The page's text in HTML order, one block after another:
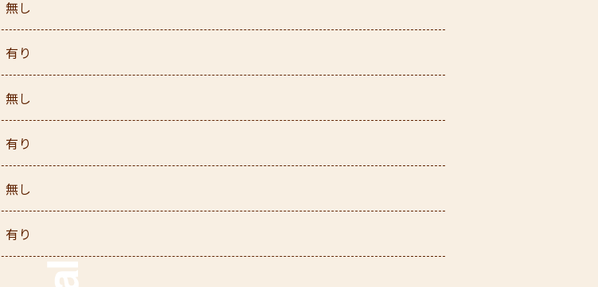
無し
有り
無し
有り
無し
有り